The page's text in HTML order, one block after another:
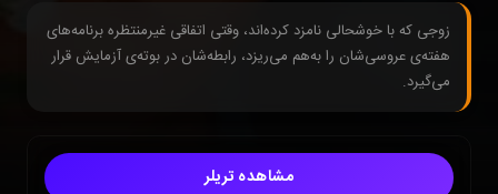
زوجی که با خوشحالی نامزد کرده‌اند، وقتی اتفاقی غیرمنتظره برنامه‌های
هفته‌ی عروسی‌شان را به‌هم می‌ریزد، رابطه‌شان در بوته‌ی آزمایش قرار
می‌گیرد.
مشاهده تریلر